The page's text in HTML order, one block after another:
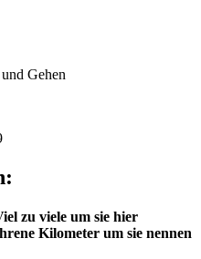
Gehen
zu viele um sie hier
Kilometer um sie nennen